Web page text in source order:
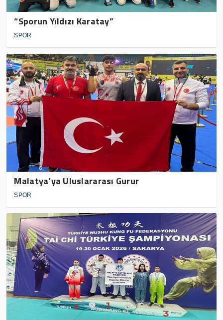
“Sporun Yıldızı Karatay”
SPOR
Malatya’ya Uluslararası Gurur
SPOR